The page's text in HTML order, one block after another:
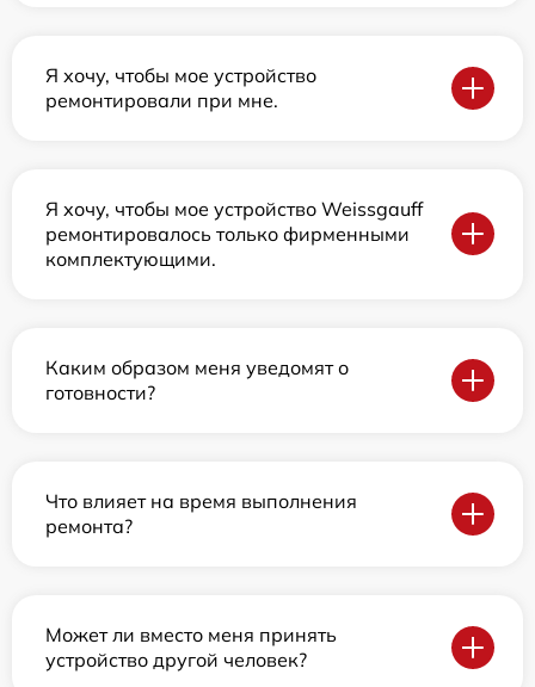
Я хочу, чтобы мое устройство
ремонтировали при мне.
Я хочу, чтобы мое устройство Weissgauff
ремонтировалось только фирменными
комплектующими.
Каким образом меня уведомят о
готовности?
Что влияет на время выполнения
ремонта?
Может ли вместо меня принять
устройство другой человек?